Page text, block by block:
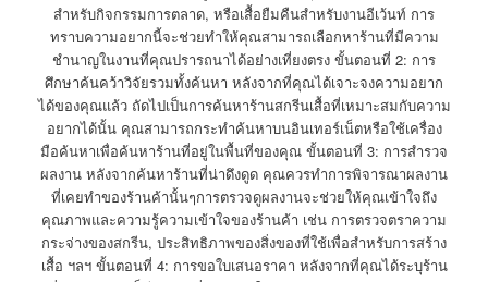
สำหรับกิจกรรมการตลาด, หรือเสื้อยืมคืนสำหรับงานอีเว้นท์ การ
ทราบความอยากนี้จะช่วยทำให้คุณสามารถเลือกหาร้านที่มีความ
ชำนาญในงานที่คุณปรารถนาได้อย่างเที่ยงตรง ขั้นตอนที่ 2: การ
ศึกษาค้นคว้าวิจัยรวมทั้งค้นหา หลังจากที่คุณได้เจาะจงความอยาก
ได้ของคุณแล้ว ถัดไปเป็นการค้นหาร้านสกรีนเสื้อที่เหมาะสมกับความ
อยากได้นั้น คุณสามารถกระทำค้นหาบนอินเทอร์เน็ตหรือใช้เครื่อง
มือค้นหาเพื่อค้นหาร้านที่อยู่ในพื้นที่ของคุณ ขั้นตอนที่ 3: การสำรวจ
ผลงาน หลังจากค้นหาร้านที่น่าดึงดูด คุณควรทำการพิจารณาผลงาน
ที่เคยทำของร้านค้านั้นๆการตรวจดูผลงานจะช่วยให้คุณเข้าใจถึง
คุณภาพและความรู้ความเข้าใจของร้านค้า เช่น การตรวจตราความ
กระจ่างของสกรีน, ประสิทธิภาพของสิ่งของที่ใช้เพื่อสำหรับการสร้าง
เสื้อ ฯลฯ ขั้นตอนที่ 4: การขอใบเสนอราคา หลังจากที่คุณได้ระบุร้าน